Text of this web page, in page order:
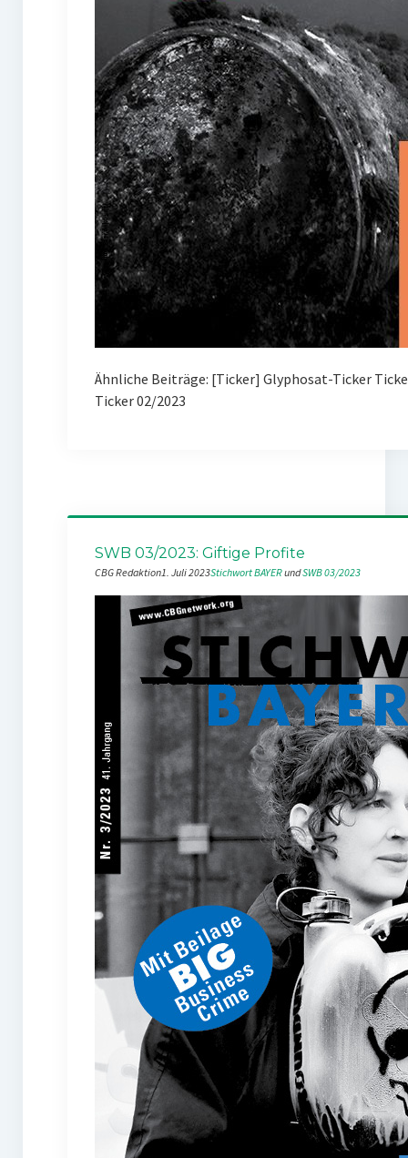
Ähnliche Beiträge: [Ticker] Glyphosat-Ticker
Ticker 02/2023
SWB 03/2023: Giftige Profite
CBG Redaktion1. Juli 2023Stichwort BAYER und SWB 03/2023